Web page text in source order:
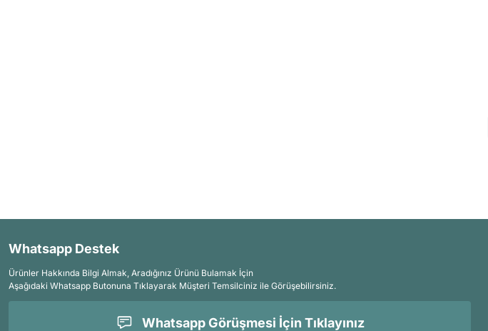
Whatsapp Destek
Ürünler Hakkında Bilgi Almak, Aradığınız Ürünü Bulamak İçin
Aşağıdaki Whatsapp Butonuna Tıklayarak Müşteri Temsilciniz ile Görüşebilirsiniz.
Whatsapp Görüşmesi İçin Tıklayınız